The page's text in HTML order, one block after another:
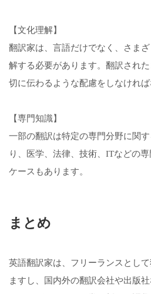
【文化理解】
翻訳家は、言語だけでなく、さま
解する必要があります。翻訳され
切に伝わるような配慮をしなければ
【専門知識】
一部の翻訳は特定の専門分野に関
り、医学、法律、技術、ITなどの
ケースもあります。
まとめ
英語翻訳家は、フリーランスとし
ますし、国内外の翻訳会社や出版